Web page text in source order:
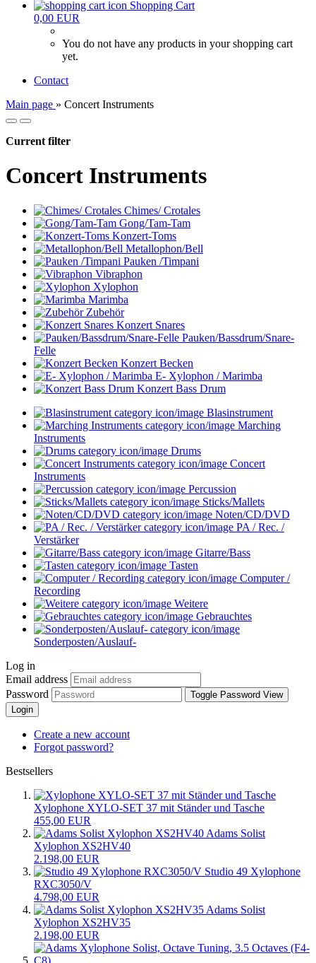
Shopping Cart
0,00 EUR
You do not have any products in your shopping cart
yet.
Contact
Main page » Concert Instruments
Current filter
Concert Instruments
Chimes/ Crotales
Gong/Tam-Tam
Konzert-Toms
Metallophon/Bell
Pauken /Timpani
Vibraphon
Xylophon
Marimba
Zubehör
Konzert Snares
Pauken/Bassdrum/Snare-
Felle
Konzert Becken
E- Xylophon / Marimba
Konzert Bass Drum
Blasinstrument
Marching
Instruments
Drums
Concert
Instruments
Percussion
Sticks/Mallets
Noten/CD/DVD
PA / Rec. /
Verstärker
Gitarre/Bass
Tasten
Computer /
Recording
Weitere
Gebrauchtes
Sonderposten/Auslauf-
Log in
Email address
Password
Toggle Password View
Login
Create a new account
Forgot password?
Bestsellers
Xylophone XYLO-SET 37 mit Ständer und Tasche
455,00 EUR
Adams Solist
Xylophon XS2HV40
2.198,00 EUR
Studio 49 Xylophone
RXC3050/V
4.798,00 EUR
Adams Solist
Xylophon XS2HV35
2.198,00 EUR